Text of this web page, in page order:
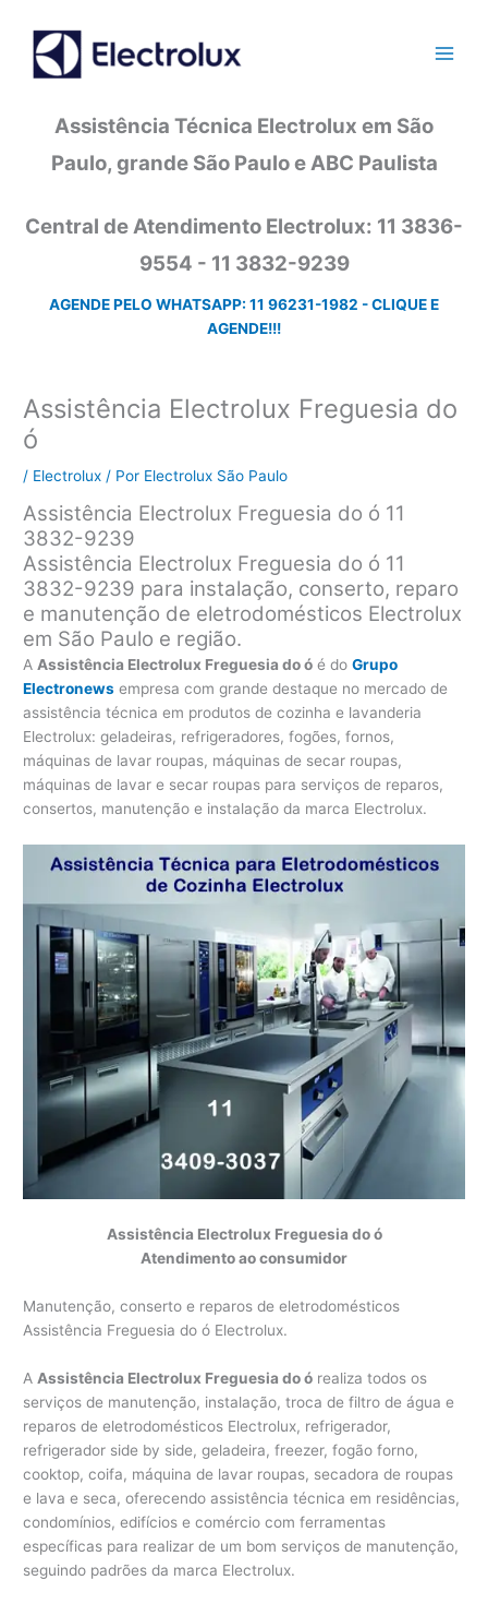
conteúdo
Assistência Técnica Electrolux em São
Paulo, grande São Paulo e ABC Paulista
Central de Atendimento Electrolux: 11 3836-
9554 - 11 3832-9239
AGENDE PELO WHATSAPP: 11 96231-1982 - CLIQUE E
AGENDE!!!
Assistência Electrolux Freguesia do
ó
/ Electrolux / Por Electrolux São Paulo
Assistência Electrolux Freguesia do ó 11
3832-9239
Assistência Electrolux Freguesia do ó 11
3832-9239 para instalação, conserto, reparo
e manutenção de eletrodomésticos Electrolux
em São Paulo e região.
A Assistência Electrolux Freguesia do ó é doGrupo
Electronews empresa com grande destaque no mercado de
assistência técnica em produtos de cozinha e lavanderia
Electrolux: geladeiras, refrigeradores, fogões, fornos,
máquinas de lavar roupas, máquinas de secar roupas,
máquinas de lavar e secar roupas para serviços de reparos,
consertos, manutenção e instalação da marca Electrolux.
Assistência Electrolux Freguesia do ó
Atendimento ao consumidor
Manutenção, conserto e reparos de eletrodomésticos
Assistência Freguesia do ó Electrolux.
AAssistência Electrolux Freguesia do ó realiza todos os
serviços de manutenção, instalação, troca de filtro de água e
reparos de eletrodomésticos Electrolux, refrigerador,
refrigerador side by side, geladeira, freezer, fogão forno,
cooktop, coifa, máquina de lavar roupas, secadora de roupas
e lava e seca, oferecendo assistência técnica em residências,
condomínios, edifícios e comércio com ferramentas
específicas para realizar de um bom serviços de manutenção,
seguindo padrões da marca Electrolux.